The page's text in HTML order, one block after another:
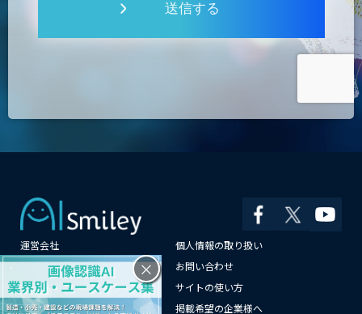
送信する
運営会社
個人情報の取り扱い
よくある質問
お問い合わせ
メールマガジン登録
サイトの使い方
情報提供はこちらから
掲載希望の企業様へ
×